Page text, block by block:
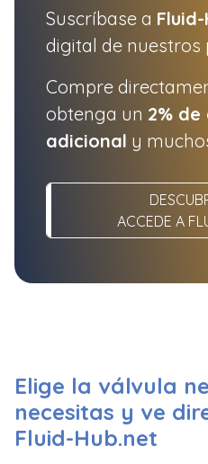
Suscríbase a
digital de nuestros
Compre
obtenga un 2%
adicional y
ACCEDE A
Elige la válvula
necesitas y ve
Fluid-Hub.net